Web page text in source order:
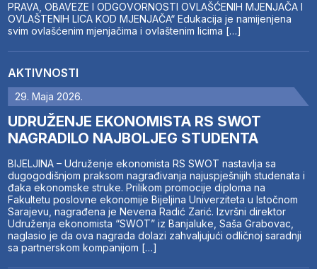
PRAVA, OBAVEZE I ODGOVORNOSTI OVLAŠĆENIH MJENJAČA I
OVLAŠTENIH LICA KOD MJENJAČA“ Edukacija je namijenjena
svim ovlašćenim mjenjačima i ovlaštenim licima […]
AKTIVNOSTI
29. Maja 2026.
UDRUŽENJE EKONOMISTA RS SWOT
NAGRADILO NAJBOLJEG STUDENTA
BIJELJINA – Udruženje ekonomista RS SWOT nastavlja sa
dugogodišnjom praksom nagrađivanja najuspješnijih studenata i
đaka ekonomske struke. Prilikom promocije diploma na
Fakultetu poslovne ekonomije Bijeljina Univerziteta u Istočnom
Sarajevu, nagrađena je Nevena Radić Zarić. Izvršni direktor
Udruženja ekonomista “SWOT” iz Banjaluke, Saša Grabovac,
naglasio je da ova nagrada dolazi zahvaljujući odličnoj saradnji
sa partnerskom kompanijom […]